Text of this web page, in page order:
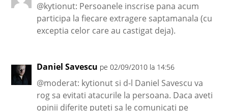
@kytionut: Persoanele inscrise pana acum
participa la fiecare extragere saptamanala (cu
exceptia celor care au castigat deja).
Daniel Savescu pe 02/09/2010 la 14:56
@moderat: kytionut si d-l Daniel Savescu va
rog sa evitati atacurile la persoana. Daca aveti
opinii diferite puteti sa le comunicati pe